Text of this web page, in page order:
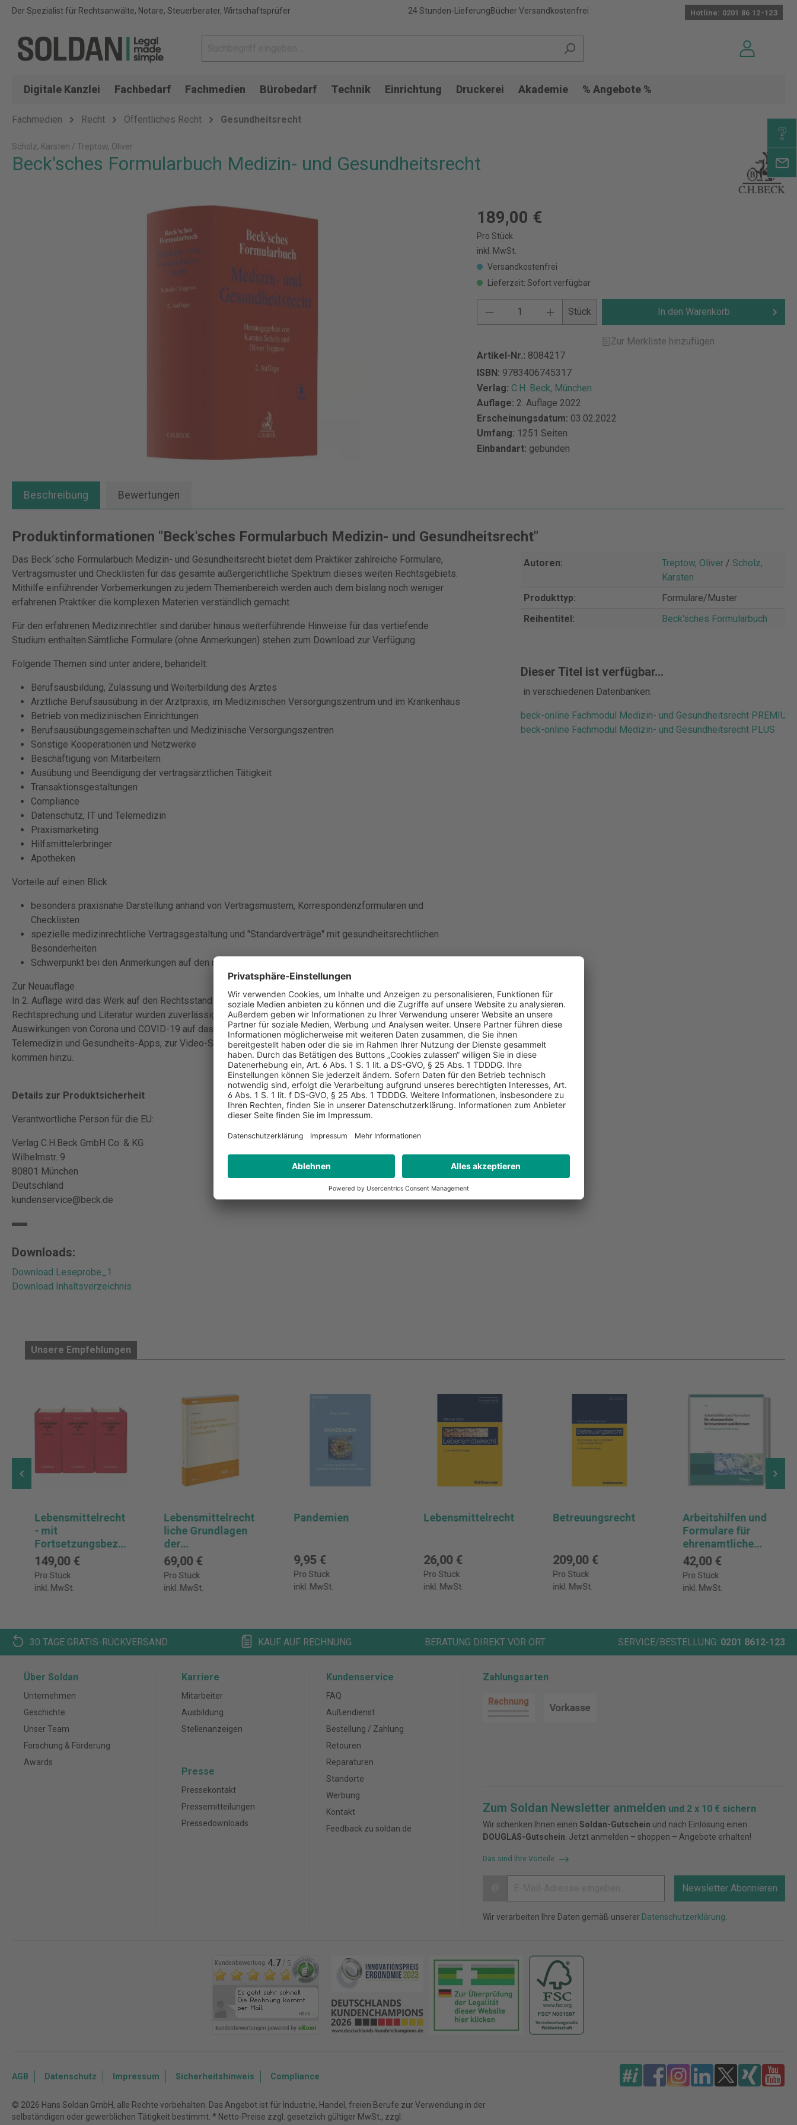
Der Spezialist für Rechtsanwälte, Notare, Steuerberater, Wirtschaftsprüfer 24 Stunden-LieferungBücher Versandkostenfrei Hotline: 0201 86 12-123
Digitale Kanzlei Fachbedarf Fachmedien Bürobedarf Technik Einrichtung Druckerei Akademie % Angebote %
Fachmedien Recht Öffentliches Recht Gesundheitsrecht
Scholz, Karsten / Treptow, Oliver
Beck'sches Formularbuch Medizin- und Gesundheitsrecht
189,00 €
Pro Stück
inkl. MwSt.
Versandkostenfrei
Lieferzeit: Sofort verfügbar
Stück In den Warenkorb
Zur Merkliste hinzufügen
Artikel-Nr.: 8084217
ISBN: 9783406745317
Verlag: C.H. Beck, München
Auflage: 2. Auflage 2022
Erscheinungsdatum: 03.02.2022
Umfang: 1251 Seiten
Einbandart: gebunden
Beschreibung Bewertungen
Produktinformationen "Beck'sches Formularbuch Medizin- und Gesundheitsrecht"
Das Beck´sche Formularbuch Medizin- und Gesundheitsrecht bietet dem Praktiker zahlreiche Formulare,
Vertragsmuster und Checklisten für das gesamte außergerichtliche Spektrum dieses weiten Rechtsgebiets.
Mithilfe einführender Vorbemerkungen zu jedem Themenbereich werden auch dem bislang noch weniger
erfahrenen Praktiker die komplexen Materien verständlich gemacht.
Für den erfahrenen Medizinrechtler sind darüber hinaus weiterführende Hinweise für das vertiefende
Studium enthalten.Sämtliche Formulare (ohne Anmerkungen) stehen zum Download zur Verfügung.
Folgende Themen sind unter andere, behandelt:
Berufsausbildung, Zulassung und Weiterbildung des Arztes
Ärztliche Berufsausübung in der Arztpraxis, im Medizinischen Versorgungszentrum und im Krankenhaus
Betrieb von medizinischen Einrichtungen
Berufsausübungsgemeinschaften und Medizinische Versorgungszentren
Sonstige Kooperationen und Netzwerke
Beschäftigung von Mitarbeitern
Ausübung und Beendigung der vertragsärztlichen Tätigkeit
Transaktionsgestaltungen
Compliance
Datenschutz, IT und Telemedizin
Praxismarketing
Hilfsmittelerbringer
Apotheken
Vorteile auf einen Blick
besonders praxisnahe Darstellung anhand von Vertragsmustern, Korrespondenzformularen und
Checklisten
spezielle medizinrechtliche Vertragsgestaltung und "Standardverträge" mit gesundheitsrechtlichen
Besonderheiten
Schwerpunkt bei den Anmerkungen auf den medizin- und gesundheitsrechtlichen Themen
Zur Neuauflage
In 2. Auflage wird das Werk auf den Rechtsstand Frühjahr 2021 gebracht. Die aktuelle Gesetzgebung,
Rechtsprechung und Literatur wurden zuverlässig eingearbeitet. Insbesondere die vielfältigen rechtlichen
Auswirkungen von Corona und COVID-19 auf das Gesundheitswesen sind behandelt. Neue Formulare zu
Telemedizin und Gesundheits-Apps, zur Video-Sprechstunde oder auch zur Klinik- und Praxisinsolvenz
kommen hinzu.
Details zur Produktsicherheit
Verantwortliche Person für die EU:
Verlag C.H.Beck GmbH Co. & KG
Wilhelmstr. 9
80801 München
Deutschland
kundenservice@beck.de
Autoren: Treptow, Oliver / Scholz,
Karsten
Produkttyp:
Formulare/Muster
Reihentitel:
Beck'sches Formularbuch
Dieser Titel ist verfügbar...
in verschiedenen Datenbanken:
beck-online Fachmodul Medizin- und Gesundheitsrecht PREMIUM
beck-online Fachmodul Medizin- und Gesundheitsrecht PLUS
Downloads:
Download Leseprobe_1
Download Inhaltsverzeichnis
Unsere Empfehlungen
Lebensmittelrecht
- mit
Fortsetzungsbezu
g
149,00 €
Pro Stück
inkl. MwSt.
Lebensmittelrecht
liche Grundlagen
der
Verbraucherkomm
unikation
69,00 €
Pro Stück
inkl. MwSt.
Pandemien
9,95 €
Pro Stück
inkl. MwSt.
Lebensmittelrecht
26,00 €
Pro Stück
inkl. MwSt.
Betreuungsrecht
209,00 €
Pro Stück
inkl. MwSt.
Arbeitshilfen und
Formulare für
ehrenamtliche
Betreuerinnen und
Betreuer
42,00 €
Pro Stück
inkl. MwSt.
30 TAGE GRATIS-RÜCKVERSAND KAUF AUF RECHNUNG BERATUNG DIREKT VOR ORT SERVICE/BESTELLUNG: 0201 8612-123
Über Soldan
Unternehmen
Geschichte
Unser Team
Forschung & Förderung
Awards
Karriere
Mitarbeiter
Ausbildung
Stellenanzeigen
Presse
Pressekontakt
Pressemitteilungen
Pressedownloads
Kundenservice
FAQ
Außendienst
Bestellung / Zahlung
Retouren
Reparaturen
Standorte
Werbung
Kontakt
Feedback zu soldan.de
Zahlungsarten
Zum Soldan Newsletter anmelden und 2 x 10 € sichern
Wir schenken Ihnen einen Soldan-Gutschein und nach Einlösung einen
DOUGLAS-Gutschein . Jetzt anmelden – shoppen – Angebote erhalten!
Das sind Ihre Vorteile
Newsletter Abonnieren
Wir verarbeiten Ihre Daten gemäß unserer Datenschutzerklärung
AGB Datenschutz Impressum Sicherheitshinweis Compliance
© 2026 Hans Soldan GmbH, alle Rechte vorbehalten. Das Angebot ist für Industrie, Handel, freien Berufe zur Verwendung in der
selbständigen oder gewerblichen Tätigkeit bestimmt. * Netto-Preise zzgl. gesetzlich gültiger MwSt., zzgl.